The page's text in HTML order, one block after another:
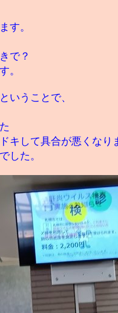
す。
で？
。
いうことで、
キして具合が悪くなり
した。